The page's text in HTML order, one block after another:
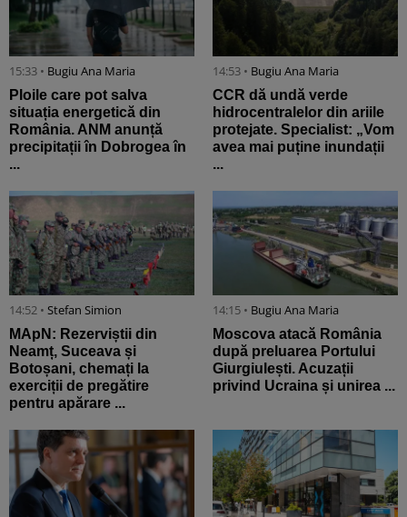
15:33 • Bugiu ⁠Ana Maria
Ploile care pot salva
situația energetică din
România. ANM anunță
precipitații în Dobrogea în
...
14:53 • Bugiu ⁠Ana Maria
CCR dă undă verde
hidrocentralelor din ariile
protejate. Specialist: „Vom
avea mai puține inundații
...
14:52 • Stefan Simion
MApN: Rezerviștii din
Neamț, Suceava și
Botoșani, chemați la
exerciții de pregătire
pentru apărare ...
14:15 • Bugiu ⁠Ana Maria
Moscova atacă România
după preluarea Portului
Giurgiulești. Acuzații
privind Ucraina și unirea ...